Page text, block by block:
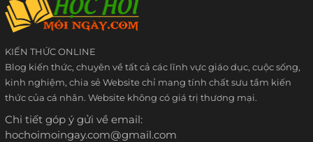
KIẾN THỨC ONLINE
Blog kiến thức, chuyên về tất cả các lĩnh vực giáo dục, cuộc sống,
kinh nghiệm, chia sẻ Website chỉ mang tính chất sưu tầm kiến
thức của cá nhân. Website không có giá trị thương mại.
Chi tiết góp ý gửi về email:
hochoimoingay.com@gmail.com